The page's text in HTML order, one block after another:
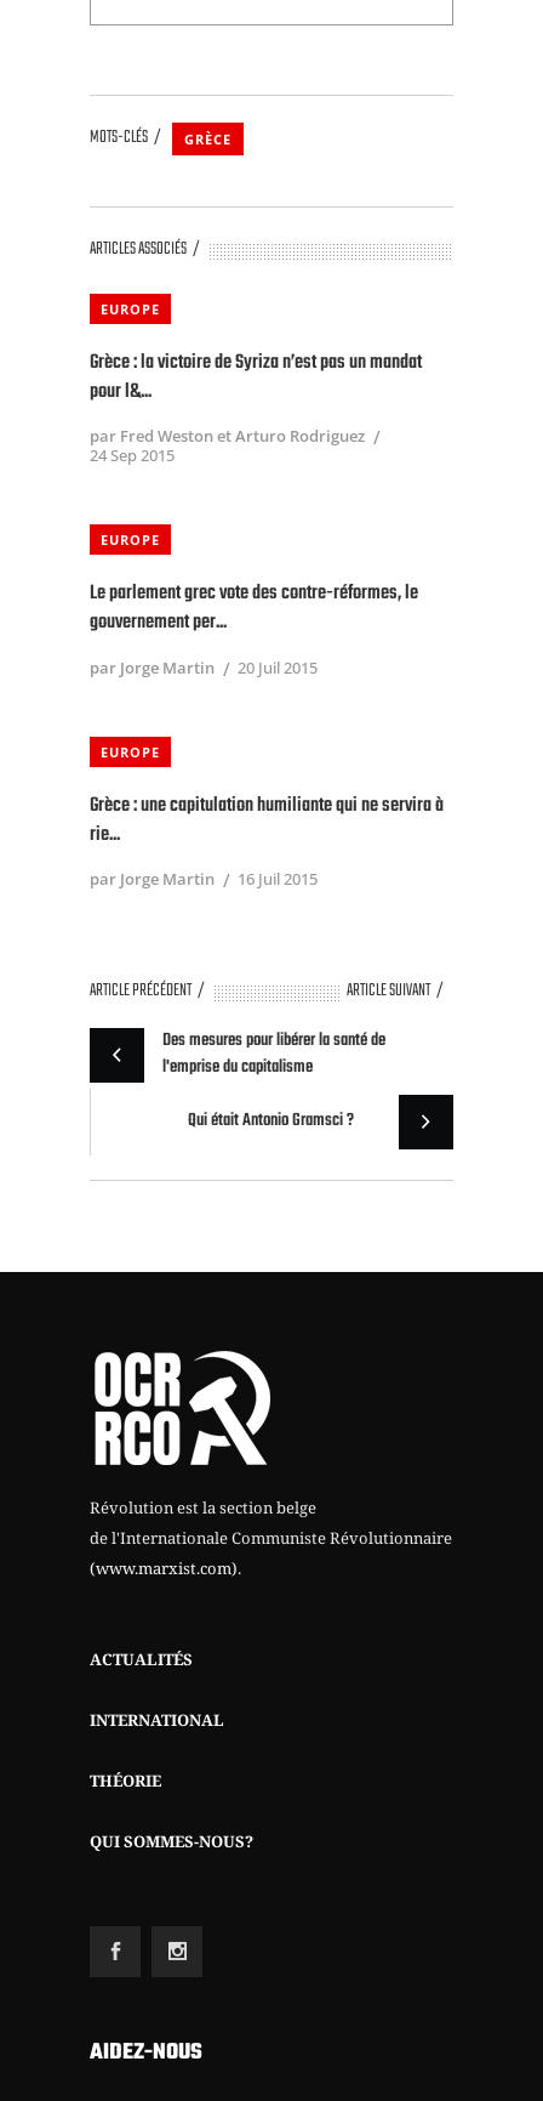
MOTS-CLÉS GRÈCE
ARTICLES ASSOCIÉS
EUROPE
Grèce : la victoire de Syriza n’est pas un mandat
pour l&...
par Fred Weston et Arturo Rodriguez
24 Sep 2015
EUROPE
Le parlement grec vote des contre-réformes, le
gouvernement per...
par Jorge Martin 20 Juil 2015
EUROPE
Grèce : une capitulation humiliante qui ne servira à
rie...
par Jorge Martin 16 Juil 2015
ARTICLE PRÉCÉDENT
ARTICLE SUIVANT
Des mesures pour libérer la santé de
l'emprise du capitalisme
Qui était Antonio Gramsci ?
Révolution est la section belge
de l'Internationale Communiste Révolutionnaire
(www.marxist.com).
ACTUALITÉS
INTERNATIONAL
THÉORIE
QUI SOMMES-NOUS?
AIDEZ-NOUS